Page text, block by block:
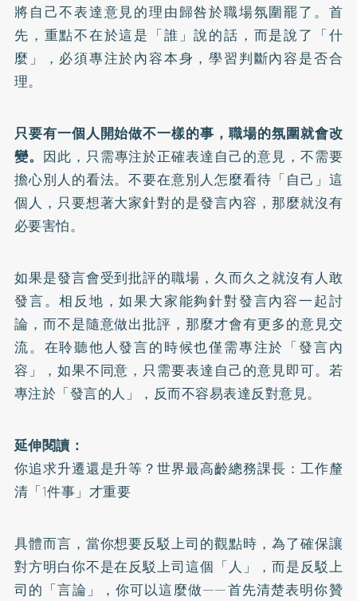
將自己不表達意見的理由歸咎於職場氛圍罷了。首
先，重點不在於這是「誰」說的話，而是說了「什
麼」，必須專注於內容本身，學習判斷內容是否合
理。
只要有一個人開始做不一樣的事，職場的氛圍就會改
變。 因此，只需專注於正確表達自己的意見，不需要
擔心別人的看法。不要在意別人怎麼看待「自己」這
個人，只要想著大家針對的是發言內容，那麼就沒有
必要害怕。
如果是發言會受到批評的職場，久而久之就沒有人敢
發言。相反地，如果大家能夠針對發言內容一起討
論，而不是隨意做出批評，那麼才會有更多的意見交
流。在聆聽他人發言的時候也僅需專注於「發言內
容」，如果不同意，只需要表達自己的意見即可。若
專注於「發言的人」，反而不容易表達反對意見。
延伸閱讀：
你追求升遷還是升等？世界最高齡總務課長：工作釐
清「1件事」才重要
具體而言，當你想要反駁上司的觀點時，為了確保讓
對方明白你不是在反駁上司這個「人」，而是反駁上
司的「言論」，你可以這麼做——首先清楚表明你贊